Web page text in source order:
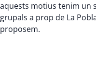
aquests motius tenim un
grupals a prop de La
proposem.